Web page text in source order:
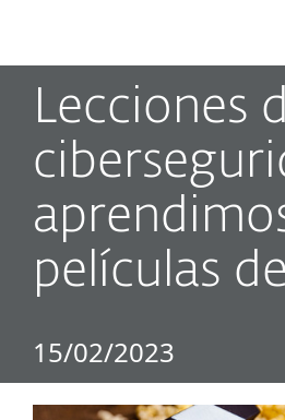
Lecciones
películas
15/02/2023